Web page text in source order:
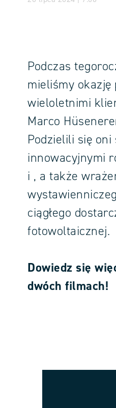
Podczas
mieliśmy
wieloletnimi
Marco
Podzielili się
innowacyjnymi
i , a także
ciągłego
fotowoltaicznej.
Dowiedz się
dwóch filmach!